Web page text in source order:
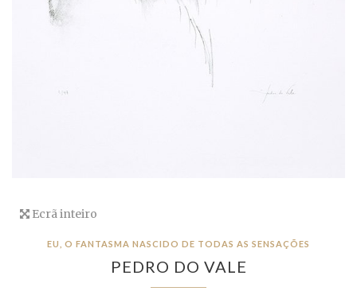
Ecrã inteiro
EU, O FANTASMA NASCIDO DE TODAS AS SENSAÇÕES
PEDRO DO VALE